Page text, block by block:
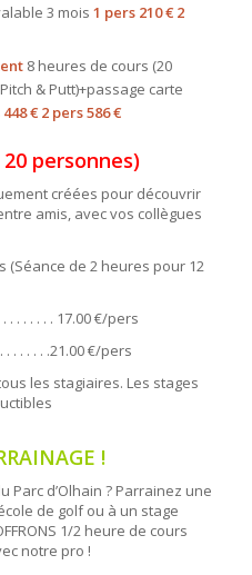
3 mois 1 pers 210 € 2
8 heures de cours (20
& Putt)+passage carte
€ 2 pers 586 €
personnes)
créées pour découvrir
amis, avec vos collègues
(Séance de 2 heures pour 12
. . . . . . . 17.00 €/pers
. . . . . . .21.00 €/pers
les stagiaires. Les stages
!
Parc d’Olhain ? Parrainez une
de golf ou à un stage
1/2 heure de cours
notre pro !